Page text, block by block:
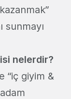
sunmayı
nelerdir?
“iç giyim &